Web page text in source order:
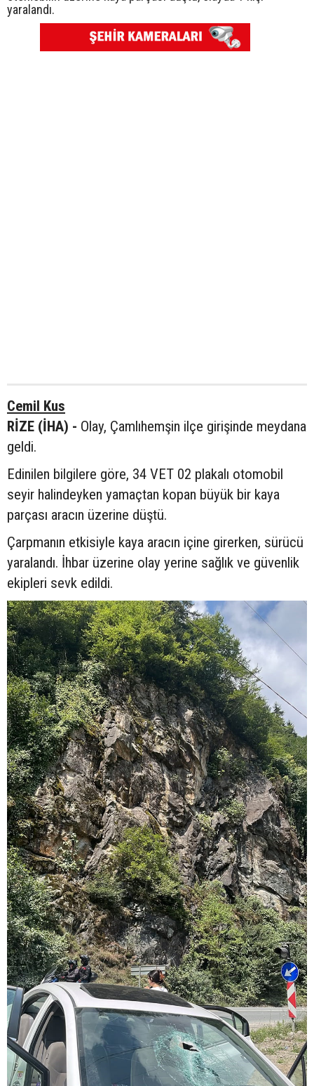
yaralandı.
Cemil Kus
RİZE (İHA) - Olay, Çamlıhemşin ilçe girişinde meydana
geldi.
Edinilen bilgilere göre, 34 VET 02 plakalı otomobil
seyir halindeyken yamaçtan kopan büyük bir kaya
parçası aracın üzerine düştü.
Çarpmanın etkisiyle kaya aracın içine girerken, sürücü
yaralandı. İhbar üzerine olay yerine sağlık ve güvenlik
ekipleri sevk edildi.